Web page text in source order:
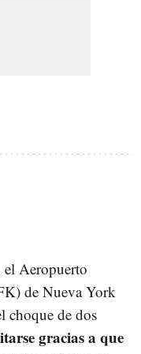
el Aeropuerto
de Nueva York
choque de dos
gracias a que